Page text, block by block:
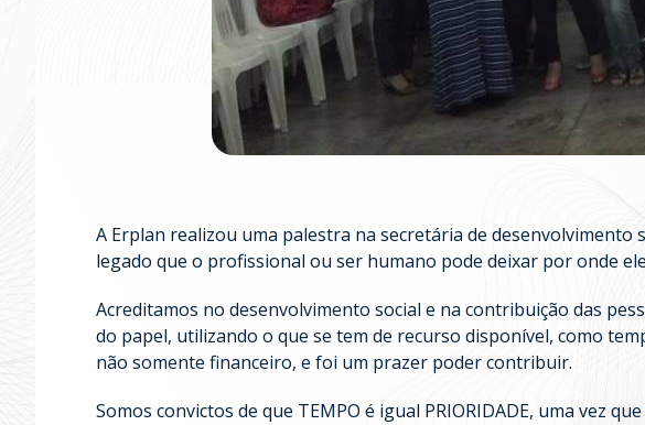
A Erplan realizou uma palestra na secretária de desenvolvimento
legado que o profissional ou ser humano pode deixar por onde
Acreditamos no desenvolvimento social e na contribuição das
do papel, utilizando o que se tem de recurso disponível, como
não somente financeiro, e foi um prazer poder contribuir.
Somos convictos de que TEMPO é igual PRIORIDADE, uma vez